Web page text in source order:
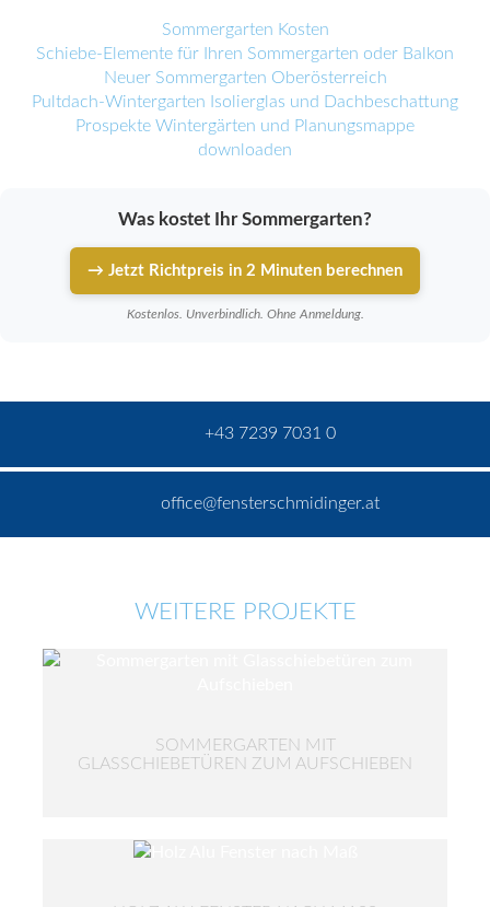
Sommergarten Kosten
Schiebe-Elemente für Ihren Sommergarten oder Balkon
Neuer Sommergarten Oberösterreich
Pultdach-Wintergarten Isolierglas und Dachbeschattung
Prospekte Wintergärten und Planungsmappe
downloaden
Was kostet Ihr Sommergarten?
→ Jetzt Richtpreis in 2 Minuten berechnen
Kostenlos. Unverbindlich. Ohne Anmeldung.
+43 7239 7031 0
office@fensterschmidinger.at
WEITERE PROJEKTE
SOMMERGARTEN MIT
GLASSCHIEBETÜREN ZUM AUFSCHIEBEN